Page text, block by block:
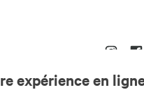
expérience en